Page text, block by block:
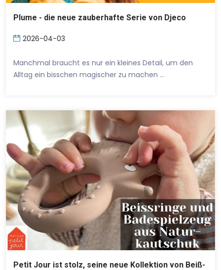
Plume - die neue zauberhafte Serie von Djeco
2026-04-03
Manchmal braucht es nur ein kleines Detail, um den
Alltag ein bisschen magischer zu machen …
Petit Jour ist stolz, seine neue Kollektion von Beiß-